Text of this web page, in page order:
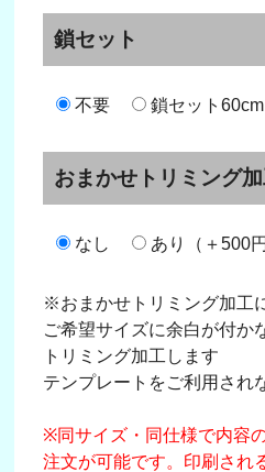
鎖セット
不要 鎖セット60cm
おまかせトリミング
なし あり（＋500円
※おまかせトリミング加工
ご希望サイズに余白が付か
トリミング加工します
テンプレートをご利用され
※同サイズ・同仕様で内容
注文が可能です。印刷され